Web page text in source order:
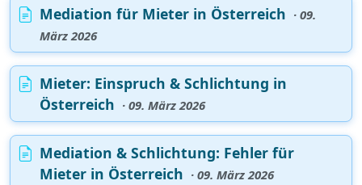
Mediation für Mieter in Österreich · 09.
März 2026
Mieter: Einspruch & Schlichtung in
Österreich · 09. März 2026
Mediation & Schlichtung: Fehler für
Mieter in Österreich · 09. März 2026